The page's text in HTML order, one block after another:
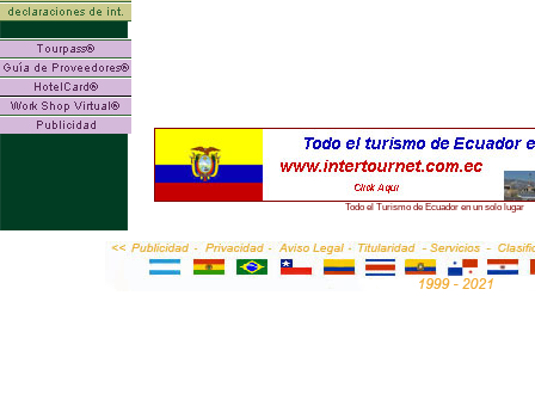
Todo el Turismo de Ecuador en un solo lugar